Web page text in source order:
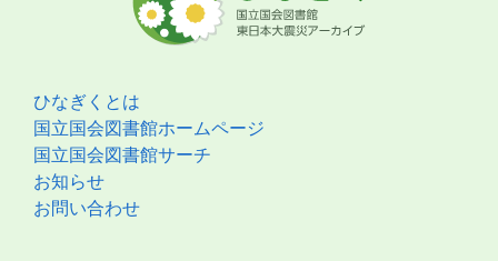
ひなぎくとは
国立国会図書館ホームページ
国立国会図書館サーチ
お知らせ
お問い合わせ